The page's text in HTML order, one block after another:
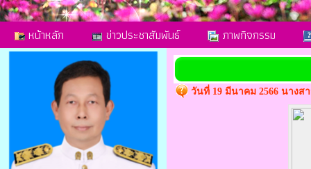
หน้าหลัก ข่าวประชาสัมพันธ์ ภาพกิจกรรม
วันที่ 19 มีนาคม 2566 นาง